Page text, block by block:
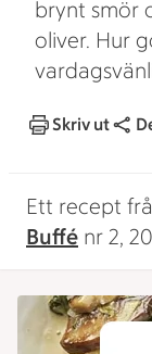
brynt smör
oliver. Hur
Skriv ut
Ett recept
Buffé nr 2,